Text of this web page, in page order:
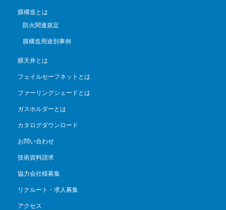
膜構造とは
防火関連規定
膜構造用途別事例
膜天井とは
フェイルセーフネットとは
ファーリングシェードとは
ガスホルダーとは
カタログダウンロード
お問い合わせ
技術資料請求
協力会社様募集
リクルート・求人募集
アクセス